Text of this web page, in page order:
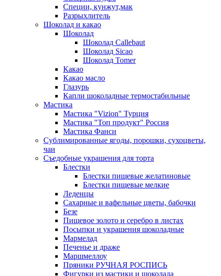
Специи, кунжут,мак
Разрыхлитель
Шоколад и какао
Шоколад
Шоколад Callebaut
Шоколад Sicao
Шоколад Tomer
Какао
Какао масло
Глазурь
Капли шоколадные термостабильные
Мастика
Мастика "Vizion" Турция
Мастика "Топ продукт" Россия
Мастика Фанси
Сублимированные ягоды, порошки, сухоцветы,
чаи
Съедобные украшения для торта
Блестки
Блестки пищевые желатиновые
Блестки пищевые мелкие
Леденцы
Сахарные и вафельные цветы, бабочки
Безе
Пищевое золото и серебро в листах
Посыпки и украшения шоколадные
Мармелад
Печенье и драже
Маршмеллоу
Пряники РУЧНАЯ РОСПИСЬ
Фигурки из мастики и шоколада